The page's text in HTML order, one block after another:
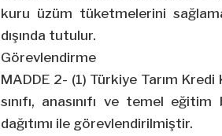
kuru üzüm tüketmelerini
dışında tutulur.
Görevlendirme
MADDE 2- (1) Türkiye Tarım
sınıfı, anasınıfı ve temel
dağıtımı ile görevlendirilmiştir.